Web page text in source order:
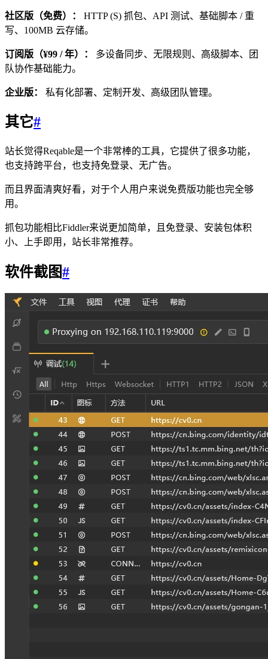
社区版（免费）：
HTTP (S) 抓包、API 测试、基础脚本 / 重
写、100MB 云存储。
订阅版（¥99 / 年）：
多设备同步、无限规则、高级脚本、团
队协作基础能力。
企业版： 私有化部署、定制开发、高级团队管理。
其它#
站长觉得Reqable是一个非常棒的工具，它提供了很多功能，
也支持跨平台，也支持免登录、无广告。
而且界面清爽好看，对于个人用户来说免费版功能也完全够
用。
抓包功能相比Fiddler来说更加简单，且免登录、安装包体积
小、上手即用，站长非常推荐。
软件截图#